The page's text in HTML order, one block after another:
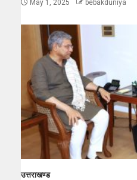
May 1, 2025 bebakduniya
उत्तराखण्ड